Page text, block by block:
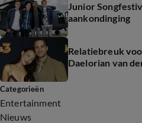
Junior
aankondinging
Relatiebreuk
Daelorian van
Categorieën
Entertainment
Nieuws